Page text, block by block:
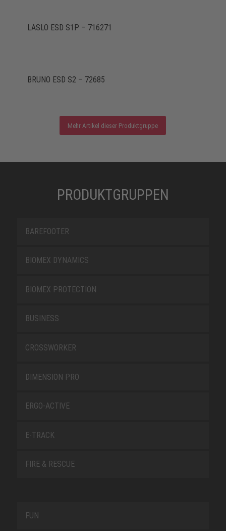
LASLO ESD S1P – 716271
BRUNO ESD S2 – 72685
Mehr Artikel dieser Produktgruppe
PRODUKTGRUPPEN
BAREFOOTER
BIOMEX DYNAMICS
BIOMEX PROTECTION
BUSINESS
CROSSWORKER
DIMENSION PRO
ERGO-ACTIVE
E-TRACK
FIRE & RESCUE
FUN